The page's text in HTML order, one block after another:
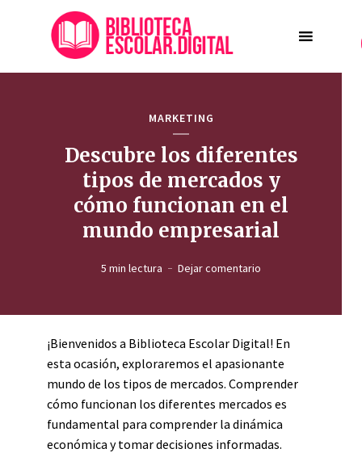
MARKETING
Descubre los diferentes
tipos de mercados y
cómo funcionan en el
mundo empresarial
5 min lectura Dejar comentario
¡Bienvenidos a Biblioteca Escolar Digital! En
esta ocasión, exploraremos el apasionante
mundo de los tipos de mercados. Comprender
cómo funcionan los diferentes mercados es
fundamental para comprender la dinámica
económica y tomar decisiones informadas.